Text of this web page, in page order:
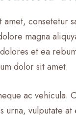
amet, consetetur
magna
et ea
dolor sit amet.
ac vehicula.
urna, vulputate